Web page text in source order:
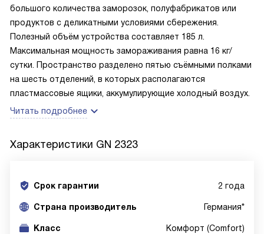
большого количества заморозок, полуфабрикатов или
продуктов с деликатными условиями сбережения.
Полезный объём устройства составляет 185 л.
Максимальная мощность замораживания равна 16 кг/
сутки. Пространство разделено пятью съёмными полками
на шесть отделений, в которых располагаются
пластмассовые ящики, аккумулирующие холодный воздух.
Читать подробнее
Характеристики GN 2323
Срок гарантии 2 года
Cтрана производитель Германия*
Класс Комфорт (Comfort)